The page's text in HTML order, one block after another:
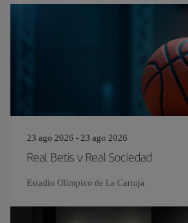
23 ago 2026 - 23 ago 2026
Real Betis v Real Sociedad
Estadio Olímpico de La Cartuja